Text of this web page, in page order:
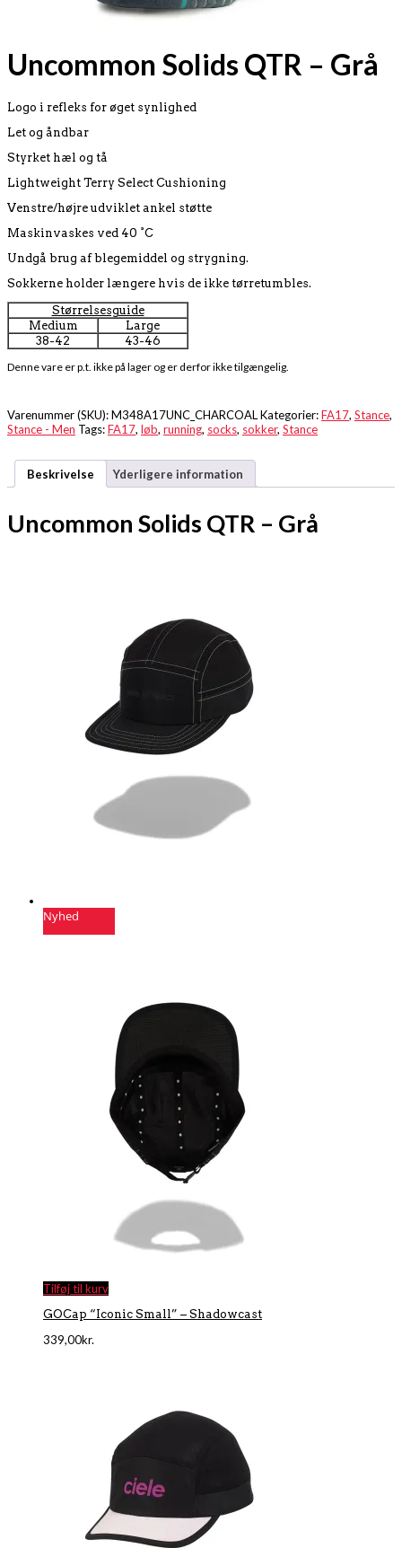
Uncommon Solids QTR – Grå
Logo i refleks for øget synlighed
Let og åndbar
Styrket hæl og tå
Lightweight Terry Select Cushioning
Venstre/højre udviklet ankel støtte
Maskinvaskes ved 40 °C
Undgå brug af blegemiddel og strygning.
Sokkerne holder længere hvis de ikke tørretumbles.
Størrelsesguide
Medium
Large
38-42
43-46
Denne vare er p.t. ikke på lager og er derfor ikke tilgængelig.
Varenummer (SKU):M348A17UNC_CHARCOALKategorier:FA17, Stance,
Stance - Men Tags:FA17, løb, running, socks, sokker, Stance
Beskrivelse Yderligere information
Uncommon Solids QTR – Grå
Nyhed
Tilføj til kurv
GOCap “Iconic Small” – Shadowcast
339,00kr.